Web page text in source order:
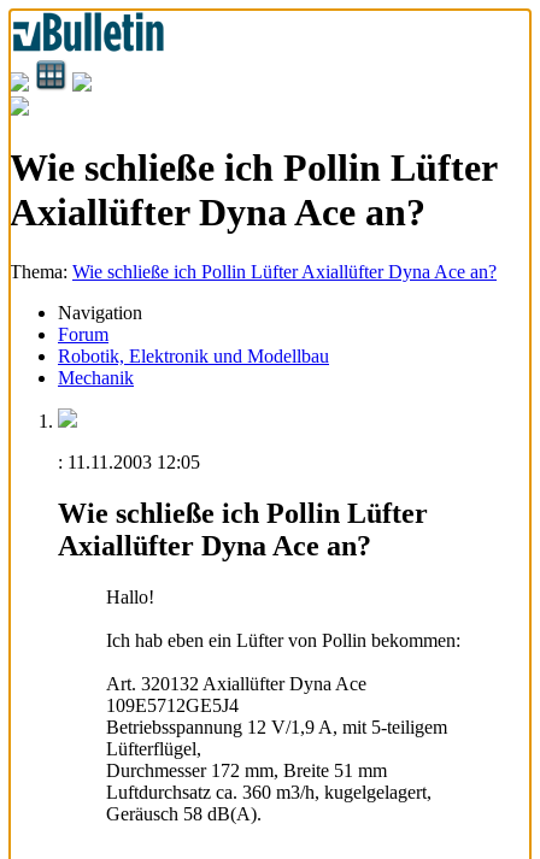
Wie schließe ich Pollin Lüfter
Axiallüfter Dyna Ace an?
Thema: Wie schließe ich Pollin Lüfter Axiallüfter Dyna Ace an?
Navigation
Forum
Robotik, Elektronik und Modellbau
Mechanik
: 11.11.2003 12:05
Wie schließe ich Pollin Lüfter
Axiallüfter Dyna Ace an?
Hallo!
Ich hab eben ein Lüfter von Pollin bekommen:
Art. 320132 Axiallüfter Dyna Ace
109E5712GE5J4
Betriebsspannung 12 V/1,9 A, mit 5-teiligem
Lüfterflügel,
Durchmesser 172 mm, Breite 51 mm
Luftdurchsatz ca. 360 m3/h, kugelgelagert,
Geräusch 58 dB(A).